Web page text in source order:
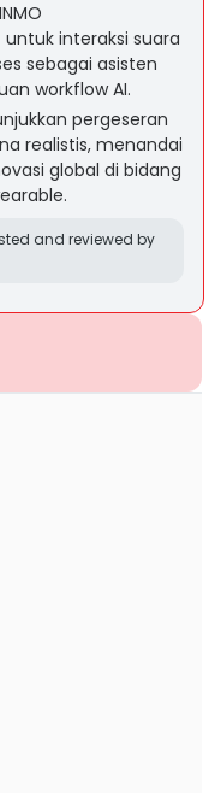
interaksi suara
sebagai asisten
workflow AI.
pergeseran
realistis, menandai
global di bidang
and reviewed by